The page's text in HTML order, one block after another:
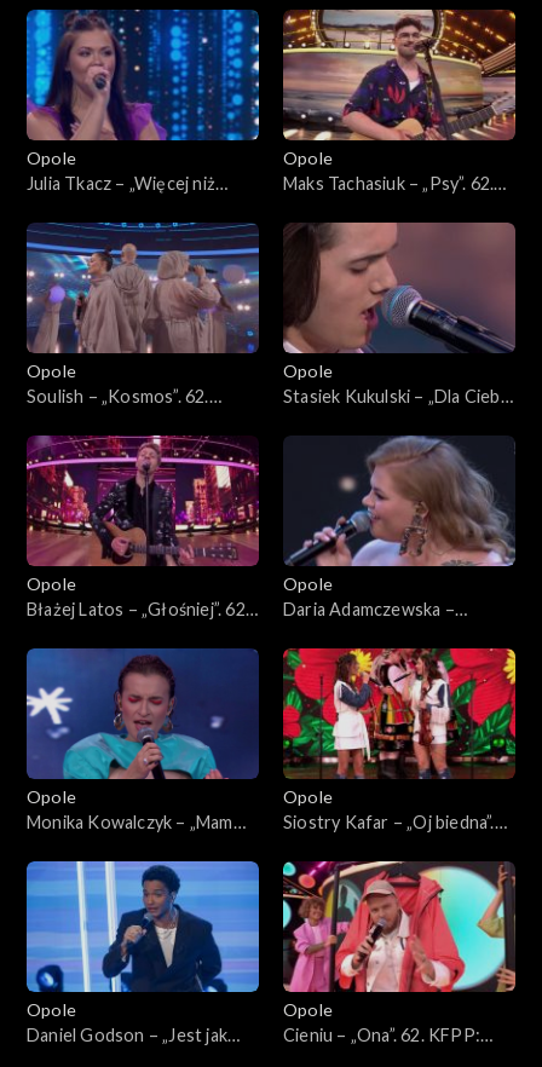
KFPP: Koncert „Debiuty”
Koncert „Debiuty”
Opole
Julia Tkacz – „Więcej niż
„Debiuty”
Opole
Maks Tachasiuk – „Psy”. 62.
Opole
Soulish – „Kosmos”. 62.
Opole
Stasiek Kukulski – „Dla Ciebie
Koncert „Debiuty”
Opole
Błażej Latos – „Głośniej”. 62.
Opole
Daria Adamczewska –
Koncert „Debiuty”
Opole
Monika Kowalczyk – „Mam
„Debiuty”
Opole
Siostry Kafar – „Oj biedna”.
Opole
Daniel Godson – „Jest jak
Opole
Cieniu – „Ona”. 62. KFPP: